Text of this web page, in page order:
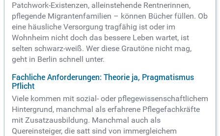
Patchwork-Existenzen, alleinstehende Rentnerinnen,
pflegende Migrantenfamilien – können Bücher füllen. Ob
eine häusliche Versorgung tragfähig ist oder im
Wohnheim nicht doch das bessere Leben wartet, ist
selten schwarz-weiß. Wer diese Grautöne nicht mag,
geht in Berlin schnell unter.
Fachliche Anforderungen: Theorie ja, Pragmatismus
Pflicht
Viele kommen mit sozial- oder pflegewissenschaftlichem
Hintergrund, manchmal als erfahrene Pflegefachkräfte
mit Zusatzausbildung. Manchmal auch als
Quereinsteiger, die satt sind von immergleichem